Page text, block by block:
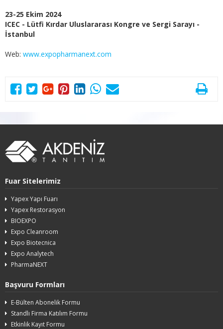
23-25 Ekim 2024
ICEC - Lütfi Kırdar Uluslararası Kongre ve Sergi Sarayı -
İstanbul
Web: www.expopharmanext.com
Fuar Sitelerimiz
Yapex Yapı Fuarı
Yapex Restorasyon
BIOEXPO
Expo Cleanroom
Expo Biotecnica
Expo Analytech
PharmaNEXT
Başvuru Formları
E-Bülten Abonelik Formu
Standlı Firma Katılım Formu
Etkinlik Kayıt Formu